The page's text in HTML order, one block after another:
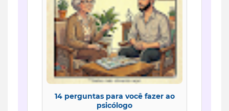
14 perguntas para você fazer ao
psicólogo